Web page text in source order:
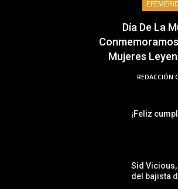
Día De La
Mujeres
REDACCIÓN
¡Feliz
Sid
del bajista